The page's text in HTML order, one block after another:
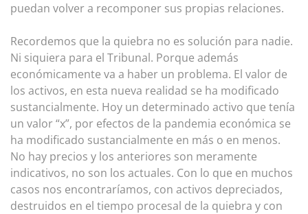
puedan volver a recomponer sus propias relaciones.
Recordemos que la quiebra no es solución para nadie.
Ni siquiera para el Tribunal. Porque además
económicamente va a haber un problema. El valor de
los activos, en esta nueva realidad se ha modificado
sustancialmente. Hoy un determinado activo que tenía
un valor “x”, por efectos de la pandemia económica se
ha modificado sustancialmente en más o en menos.
No hay precios y los anteriores son meramente
indicativos, no son los actuales. Con lo que en muchos
casos nos encontraríamos, con activos depreciados,
destruidos en el tiempo procesal de la quiebra y con